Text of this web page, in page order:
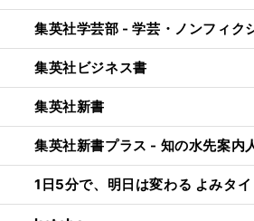
集英社学芸部 - 学芸・ノンフィク
集英社ビジネス書
集英社新書
集英社新書プラス - 知の水先案内
1日5分で、明日は変わる よみタ